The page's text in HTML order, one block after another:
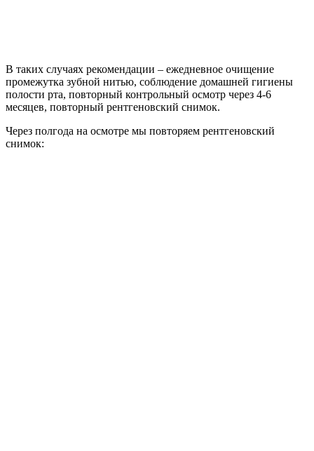
В таких случаях рекомендации – ежедневное очищение
промежутка зубной нитью, соблюдение домашней гигиены
полости рта, повторный контрольный осмотр через 4-6
месяцев, повторный рентгеновский снимок.
Через полгода на осмотре мы повторяем рентгеновский
снимок: